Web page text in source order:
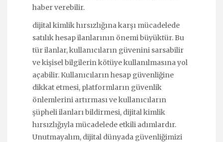
haber verebilir.
dijital kimlik hırsızlığına karşı mücadelede
satılık hesap ilanlarının önemi büyüktür. Bu
tür ilanlar, kullanıcıların güvenini sarsabilir
ve kişisel bilgilerin kötüye kullanılmasına yol
açabilir. Kullanıcıların hesap güvenliğine
dikkat etmesi, platformların güvenlik
önlemlerini artırması ve kullanıcıların
şüpheli ilanları bildirmesi, dijital kimlik
hırsızlığıyla mücadelede etkili adımlardır.
Unutmayalım, dijital dünyada güvenliğimizi